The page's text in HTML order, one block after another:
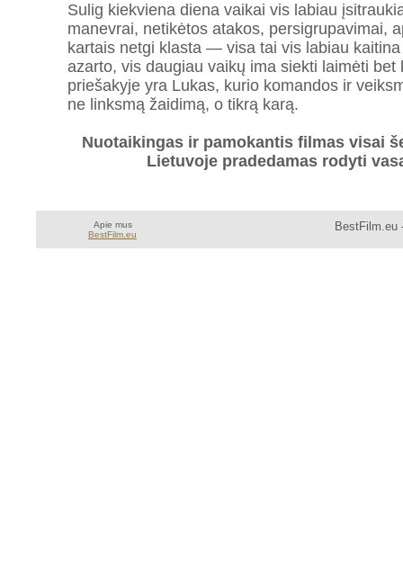
Sulig kiekviena diena vaikai vis labiau
manevrai, netikėtos atakos, persigrupavimai,
kartais netgi klasta — visa tai vis labiau
azarto, vis daugiau vaikų ima siekti laimėti bet
priešakyje yra Lukas, kurio komandos ir
ne linksmą žaidimą, o tikrą karą.
Nuotaikingas ir pamokantis filmas visai
Lietuvoje pradedamas rodyti
Apie mus
BestFilm.eu